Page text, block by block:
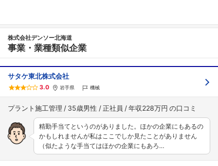
株式会社デンソー北海道
事業・業種類似企業
サタケ東北株式会社
3.0 岩手県 機械
プラント施工管理 35歳男性 正社員 年収228万円
精勤手当てというのがありました。ほかの企業にもあるの
かもしれませんが私はここでしか見たことがありません
（似たような手当てはほかの企業にもあろ…